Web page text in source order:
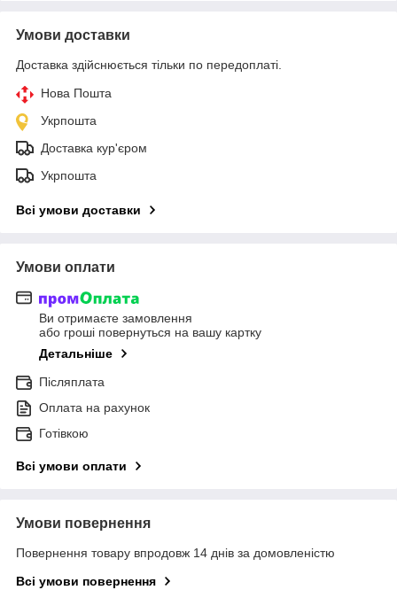
Умови доставки
Доставка здійснюється тільки по передоплаті.
Нова Пошта
Укрпошта
Доставка кур'єром
Укрпошта
Всі умови доставки
Умови оплати
Ви отримаєте замовлення
або гроші повернуться на вашу картку
Детальніше
Післяплата
Оплата на рахунок
Готівкою
Всі умови оплати
Умови повернення
Повернення товару впродовж 14 днів за домовленістю
Всі умови повернення